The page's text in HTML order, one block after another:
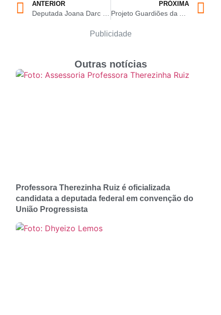
ANTERIOR PRÓXIMA
Publicidade
Outras notícias
Professora Therezinha Ruiz é oficializada
candidata a deputada federal em convenção do
União Progressista